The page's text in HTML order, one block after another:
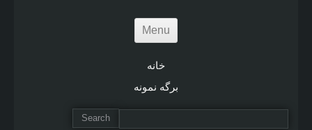
Menu
خانه
برگه نمونه